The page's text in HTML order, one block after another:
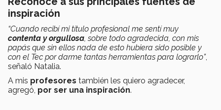
inspiración
“Cuando recibí mi título profesional me sentí muy
contenta y orgullosa , sobre todo agradecida, con mis
papás que sin ellos nada de esto hubiera sido posible y
con el Tec por darme tantas herramientas para lograrlo”,
señaló Natalia.
A mis profesores también les quiero agradecer,
agregó, por ser una inspiración.